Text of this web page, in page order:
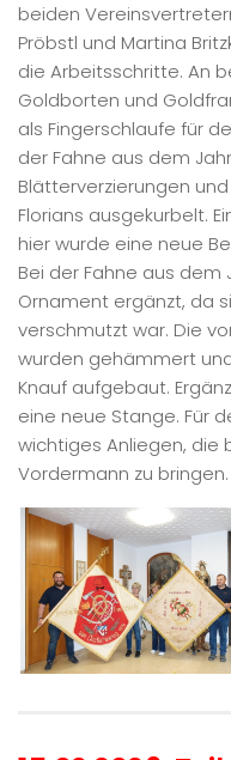
beiden
Pröbstl und Martina
die Arbeitsschritte. An
Goldborten und
als Fingerschlaufe für
der Fahne aus dem
Blätterverzierungen
Florians ausgekurbelt.
hier wurde eine neue
Bei der Fahne aus dem
Ornament ergänzt, da
verschmutzt war. Die
wurden gehämmert
Knauf aufgebaut.
eine neue Stange. Für
wichtiges Anliegen, die
Vordermann zu bringen.